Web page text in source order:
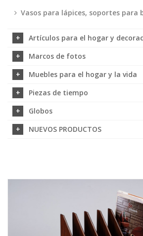
Vasos para lápices, soportes para
Artículos para el hogar y
Marcos de fotos
Muebles para el hogar y la vida
Piezas de tiempo
Globos
NUEVOS PRODUCTOS